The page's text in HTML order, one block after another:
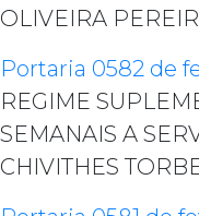
OLIVEIRA
Portaria 0582 de
REGIME
SEMANAIS A
CHIVITHES